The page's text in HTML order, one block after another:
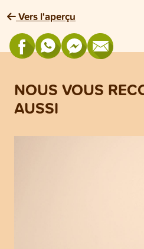
Vers l'aperçu
NOUS VOUS
AUSSI